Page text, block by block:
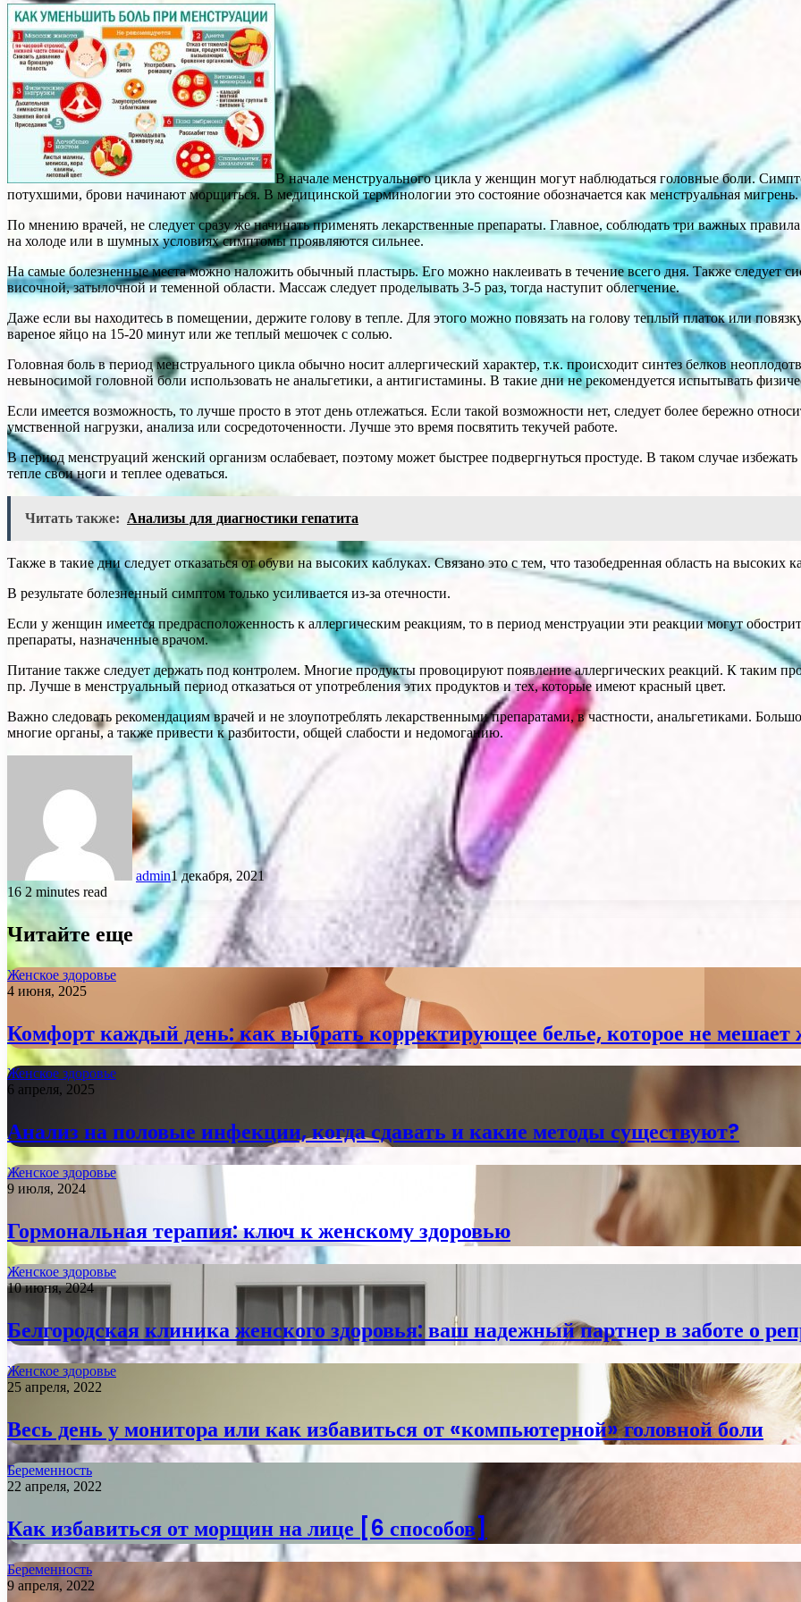
В начале менструального цикла у женщин могут наблюдаться головные боли.
потухшими, брови начинают морщиться. В медицинской терминологии это состояние обозначается как менструальная
По мнению врачей, не следует сразу же начинать применять лекарственные препараты. Главное, соблюдать три важных
на холоде или в шумных условиях симптомы проявляются сильнее.
На самые болезненные места можно наложить обычный пластырь. Его можно наклеивать в течение всего дня. Также следует
височной, затылочной и теменной области. Массаж следует проделывать 3-5 раз, тогда наступит облегчение.
Даже если вы находитесь в помещении, держите голову в тепле. Для этого можно повязать на голову теплый платок или
вареное яйцо на 15-20 минут или же теплый мешочек с солью.
Головная боль в период менструального цикла обычно носит аллергический характер, т.к. происходит синтез белков
невыносимой головной боли использовать не анальгетики, а антигистамины. В такие дни не рекомендуется испытывать
Если имеется возможность, то лучше просто в этот день отлежаться. Если такой возможности нет, следует более бережно
умственной нагрузки, анализа или сосредоточенности. Лучше это время посвятить текучей работе.
В период менструаций женский организм ослабевает, поэтому может быстрее подвергнуться простуде. В таком случае
тепле свои ноги и теплее одеваться.
Читать также: Анализы для диагностики гепатита
Также в такие дни следует отказаться от обуви на высоких каблуках. Связано это с тем, что тазобедренная область на
В результате болезненный симптом только усиливается из-за отечности.
Если у женщин имеется предрасположенность к аллергическим реакциям, то в период менструации эти реакции могут
препараты, назначенные врачом.
Питание также следует держать под контролем. Многие продукты провоцируют появление аллергических реакций. К таким
пр. Лучше в менструальный период отказаться от употребления этих продуктов и тех, которые имеют красный цвет.
Важно следовать рекомендациям врачей и не злоупотреблять лекарственными препаратами, в частности, анальгетиками.
многие органы, а также привести к разбитости, общей слабости и недомоганию.
admin1 декабря, 2021
16 2 minutes read
Читайте еще
Женское здоровье
4 июня, 2025
Комфорт каждый день: как выбрать корректирующее белье, которое не мешает
Женское здоровье
6 апреля, 2025
Анализ на половые инфекции, когда сдавать и какие методы существуют?
Женское здоровье
9 июля, 2024
Гормональная терапия: ключ к женскому здоровью
Женское здоровье
10 июня, 2024
Белгородская клиника женского здоровья: ваш надежный партнер в заботе о
Женское здоровье
25 апреля, 2022
Весь день у монитора или как избавиться от «компьютерной» головной боли
Беременность
22 апреля, 2022
Как избавиться от морщин на лице [6 способов]
Беременность
9 апреля, 2022